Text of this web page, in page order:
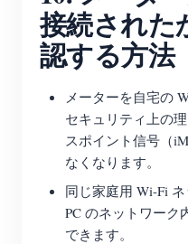
接続された
認する方法
メーターを自宅の
セキュリティ上の
スポイント信号（
なくなります。
同じ家庭用 Wi-Fi
PC のネットワーク
できます。